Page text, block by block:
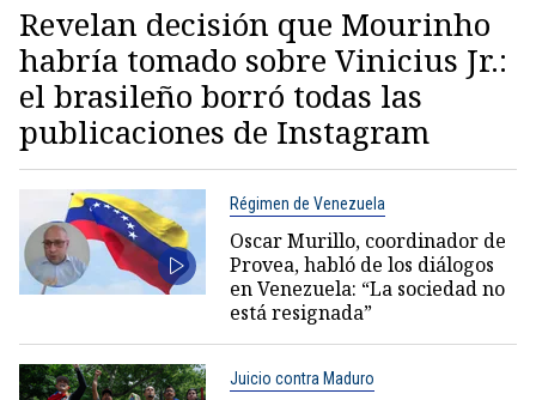
Revelan decisión que Mourinho
habría tomado sobre Vinicius Jr.:
el brasileño borró todas las
publicaciones de Instagram
Régimen de Venezuela
Oscar Murillo, coordinador de
Provea, habló de los diálogos
en Venezuela: “La sociedad no
está resignada”
Juicio contra Maduro